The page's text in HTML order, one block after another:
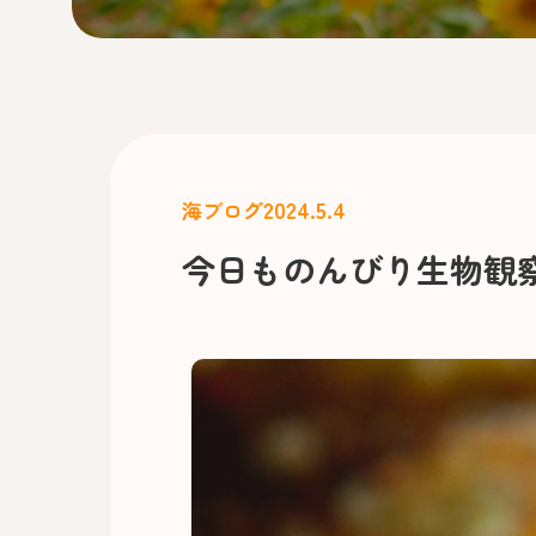
海ブログ2024.5.4
今日ものんびり生物観